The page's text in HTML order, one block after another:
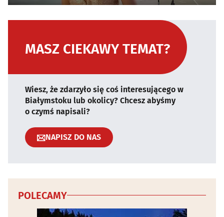
MASZ CIEKAWY TEMAT?
Wiesz, że zdarzyło się coś interesującego w
Białymstoku lub okolicy? Chcesz abyśmy
o czymś napisali?
NAPISZ DO NAS
POLECAMY